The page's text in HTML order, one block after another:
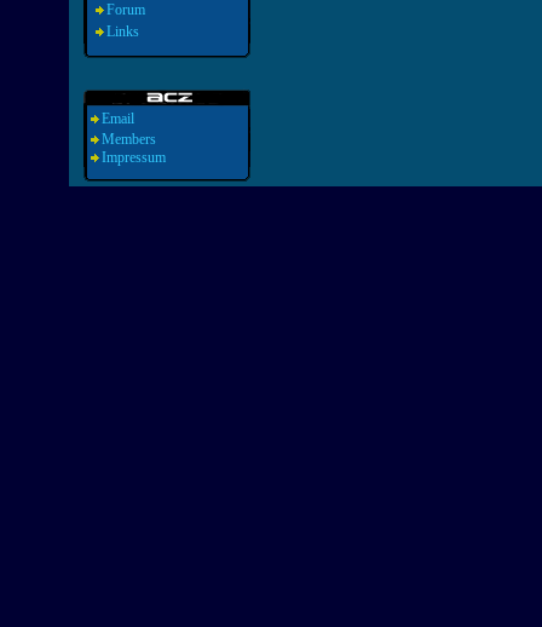
Forum
Links
Email
Members
Impressum